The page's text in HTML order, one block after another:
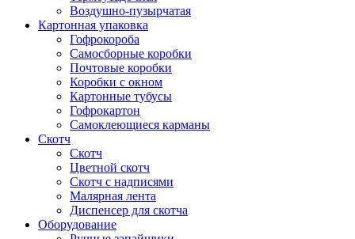
Воздушно-пузырчатая
Картонная упаковка
Гофрокороба
Самосборные коробки
Почтовые коробки
Коробки с окном
Картонные тубусы
Гофрокартон
Самоклеющиеся карманы
Скотч
Скотч
Цветной скотч
Скотч с надписями
Малярная лента
Диспенсер для скотча
Оборудование